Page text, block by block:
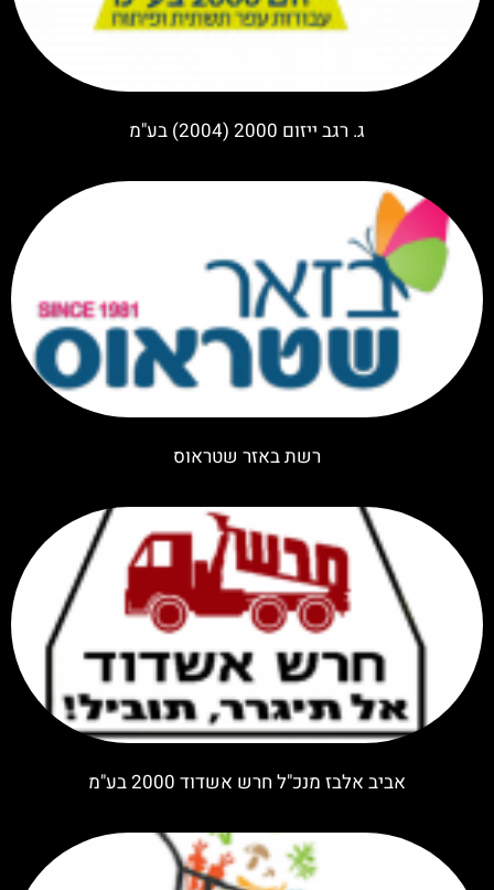
ג. רגב ייזום 2000 (2004) בע"מ
רשת באזר שטראוס
אביב אלבז מנכ"ל חרש אשדוד 2000 בע"מ